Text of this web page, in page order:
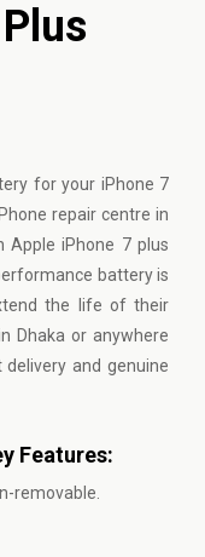
for your iPhone 7
repair centre in
Apple iPhone 7 plus
battery is
the life of their
Dhaka or anywhere
and genuine
Features:
removable.